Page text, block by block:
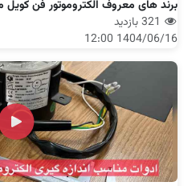
برند های معروف الکتروموتور فن کویل
1404/06/16 12:00